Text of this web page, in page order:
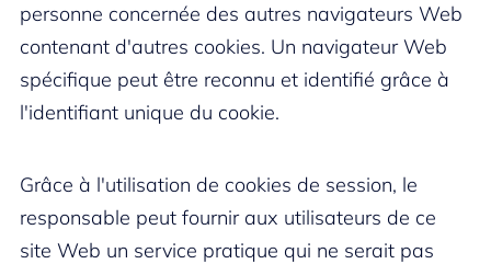
personne concernée des autres navigateurs Web
contenant d'autres cookies. Un navigateur Web
spécifique peut être reconnu et identifié grâce à
l'identifiant unique du cookie.
Grâce à l'utilisation de cookies de session, le
responsable peut fournir aux utilisateurs de ce
site Web un service pratique qui ne serait pas